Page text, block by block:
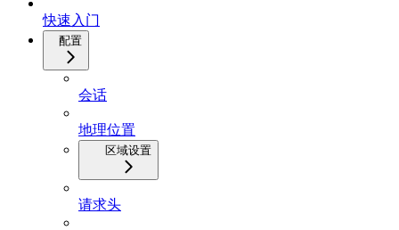
快速入门
配置
会话
地理位置
区域设置
请求头